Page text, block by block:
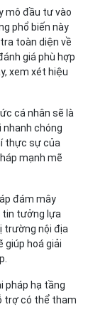
mô đầu tư vào
phổ biến này
toàn diện về
giá phù hợp
xem xét hiệu
cá nhân sẽ là
nhanh chóng
thực sự của
mạnh mẽ
đám mây
tin tưởng lựa
trường nội địa
giúp hoá giải
pháp hạ tầng
trợ có thể tham